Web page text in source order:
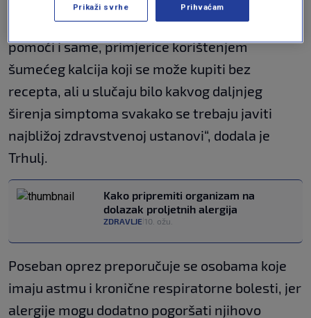
terapija je udaljavanje od alergena. Mogu si
pomoći i same, primjerice korištenjem
šumećeg kalcija koji se može kupiti bez
recepta, ali u slučaju bilo kakvog daljnjeg
širenja simptoma svakako se trebaju javiti
najbližoj zdravstvenoj ustanovi“, dodala je
Trhulj.
Kako pripremiti organizam na
dolazak proljetnih alergija
ZDRAVLJE 10. ožu.
Poseban oprez preporučuje se osobama koje
imaju astmu i kronične respiratorne bolesti, jer
alergije mogu dodatno pogoršati njihovo
Prikaži svrhe Prihvaćam